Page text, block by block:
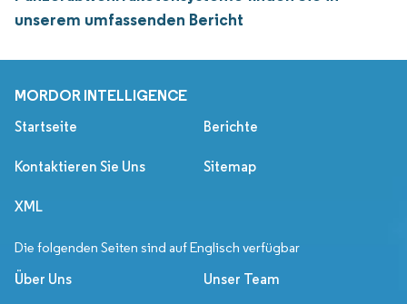
unserem umfassenden Bericht
MORDOR INTELLIGENCE
Startseite Berichte
Kontaktieren Sie Uns Sitemap
XML
Die folgenden Seiten sind auf Englisch verfügbar
Über Uns Unser Team